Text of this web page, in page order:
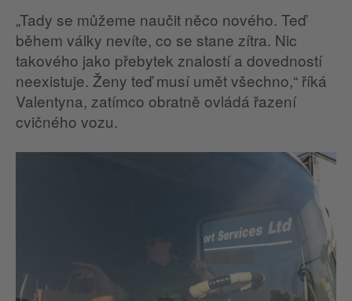
„Tady se můžeme naučit něco nového. Teď
během války nevíte, co se stane zítra. Nic
takového jako přebytek znalostí a dovedností
neexistuje. Ženy teď musí umět všechno,“ říká
Valentyna, zatímco obratně ovládá řazení
cvičného vozu.